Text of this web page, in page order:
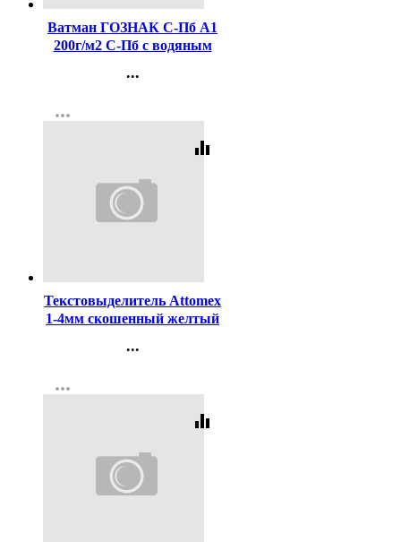
Ватман ГОЗНАК С-Пб А1
200г/м2 С-Пб с водяным
(Стандарт 100)
...
Регистрация
more_horiz
equalizer
Текстовыделитель Attomex
1-4мм скошенный желтый
...
Регистрация
more_horiz
equalizer